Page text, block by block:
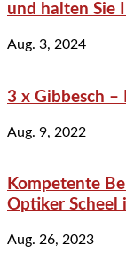
und halten Sie
Aug. 3, 2024
3 x Gibbesch –
Aug. 9, 2022
Kompetente
Optiker Scheel
Aug. 26, 2023